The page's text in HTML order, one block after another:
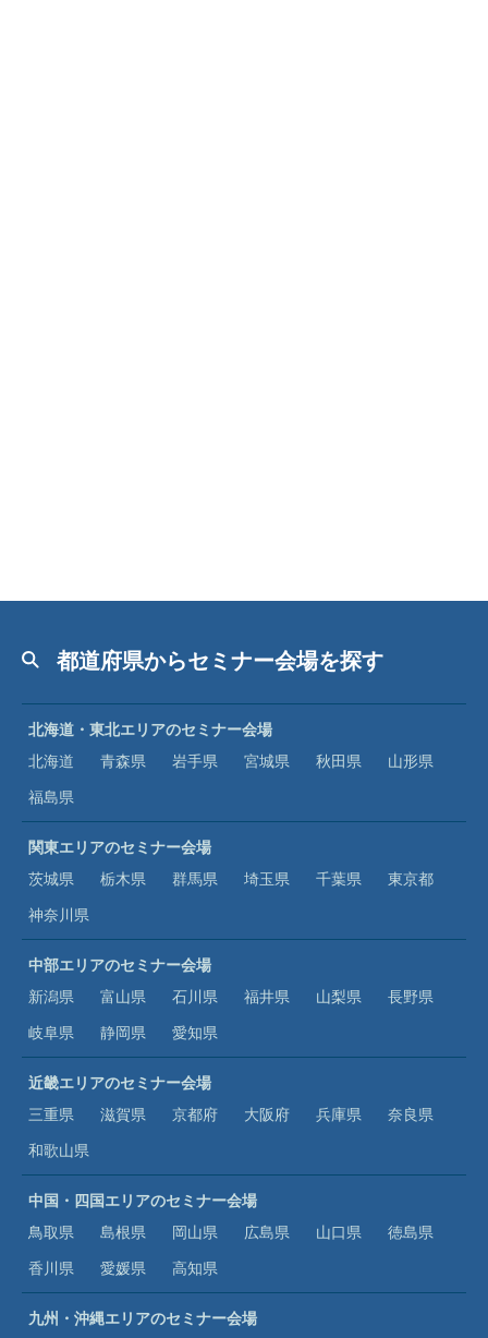
都道府県からセミナー会場を探す
北海道・東北エリアのセミナー会場
北海道
青森県 岩手県 宮城県 秋田県
山形県
福島県
関東エリアのセミナー会場
茨城県
栃木県 群馬県 埼玉県 千葉県
東京都
神奈川県
中部エリアのセミナー会場
新潟県
富山県 石川県 福井県 山梨県
長野県
岐阜県
静岡県 愛知県
近畿エリアのセミナー会場
三重県
滋賀県 京都府 大阪府 兵庫県
奈良県
和歌山県
中国・四国エリアのセミナー会場
鳥取県
島根県 岡山県 広島県 山口県
徳島県
香川県
愛媛県 高知県
九州・沖縄エリアのセミナー会場